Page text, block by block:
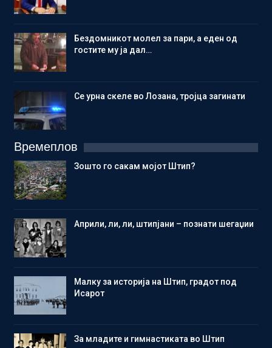
Бездомникот молел за пари, а еден од
гостите му ја дал…
Се урна скеле во Лозана, тројца загинати
Времеплов
Зошто го сакам мојот Штип?
Aприли, ли, ли, штипјани – познати шегаџии
Малку за историја на Штип, градот под
Исарот
Зa младите и гимнастиката во Штип